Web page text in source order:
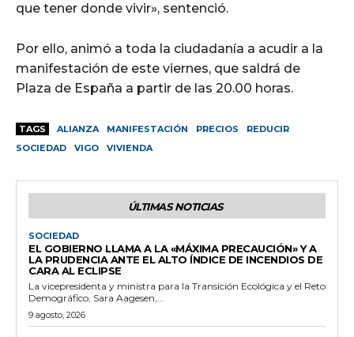
que tener donde vivir», sentenció.
Por ello, animó a toda la ciudadanía a acudir a la
manifestación de este viernes, que saldrá de
Plaza de España a partir de las 20.00 horas.
TAGS ALIANZA MANIFESTACIÓN PRECIOS
REDUCIR
SOCIEDAD
VIGO VIVIENDA
ÚLTIMAS NOTICIAS
SOCIEDAD
EL GOBIERNO LLAMA A LA «MÁXIMA PRECAUCIÓN» Y A
LA PRUDENCIA ANTE EL ALTO ÍNDICE DE INCENDIOS DE
CARA AL ECLIPSE
La vicepresidenta y ministra para la Transición Ecológica y el Reto
Demográfico, Sara Aagesen,...
9 agosto, 2026